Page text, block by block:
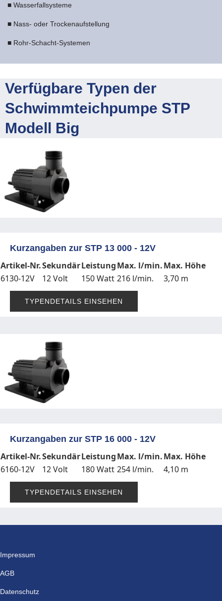
■ Wasserfallsysteme
■ Nass- oder Trockenaufstellung
■ Rohr-Schacht-Systemen
Verfügbare Typen der
Schwimmteichpumpe STP
Modell Big
Kurzangaben zur STP 13 000 - 12V
Artikel-Nr.SekundärLeistungMax. l/min.Max. Höhe
6130-12V
12 Volt 150 Watt 216 l/min. 3,70 m
TYPENDETAILS EINSEHEN
Kurzangaben zur STP 16 000 - 12V
Artikel-Nr.SekundärLeistungMax. l/min.Max. Höhe
6160-12V
12 Volt 180 Watt 254 l/min. 4,10 m
TYPENDETAILS EINSEHEN
Impressum
AGB
Datenschutz